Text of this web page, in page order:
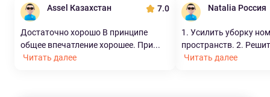
Assel Казахстан 7.0
Достаточно хорошо В принципе
общее впечатление хорошее. При...
Читать далее
Natalia Россия
1. Усилить уборку
пространств. 2.
Читать далее